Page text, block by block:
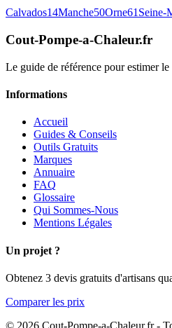
Calvados14Manche50Orne61Seine-
Cout-Pompe-a-Chaleur.fr
Le guide de référence pour estimer
Informations
Accueil
Guides & Conseils
Outils Gratuits
Marques
Annuaire
FAQ
Glossaire
Qui Sommes-Nous
Mentions Légales
Un projet ?
Obtenez 3 devis gratuits d'artisans
Comparer les prix
© 2026 Cout-Pompe-a-Chaleur.fr -